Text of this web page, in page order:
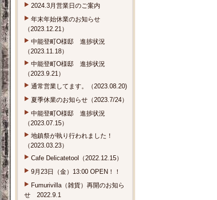
2024.3月営業日のご案内
年末年始休業のお知らせ
（2023.12.21）
中能登町O様邸 進捗状況
（2023.11.18）
中能登町O様邸 進捗状況
（2023.9.21）
通常営業してます。（2023.08.20)
夏季休業のお知らせ（2023.7/24）
中能登町O様邸 進捗状況
（2023.07.15）
地鎮祭が執り行われました！
（2023.03.23）
Cafe Delicatetool（2022.12.15）
9月23日（金）13:00 OPEN！！
Fumurivilla（雑貨）再開のお知ら
せ 2022.9.1